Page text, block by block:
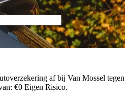
af bij Van Mossel tegen
€0 Eigen Risico.